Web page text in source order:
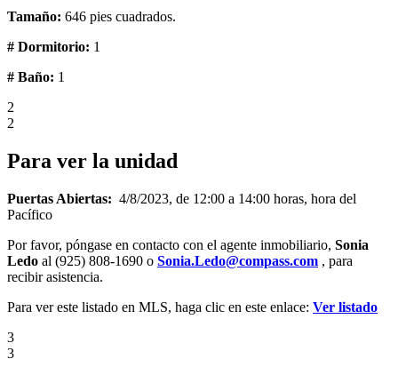
Tamaño: 646 pies cuadrados.
# Dormitorio: 1
# Baño: 1
2
2
Para ver la unidad
Puertas Abiertas: 4/8/2023, de 12:00 a 14:00 horas, hora del
Pacífico
Por favor, póngase en contacto con el agente inmobiliario, Sonia
Ledo al (925) 808-1690 o Sonia.Ledo@compass.com , para
recibir asistencia.
Para ver este listado en MLS, haga clic en este enlace: Ver listado
3
3